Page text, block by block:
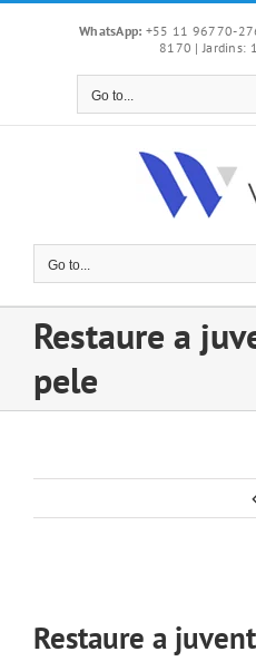
WhatsApp: +55 11 96770-
8170 | Jardins:
Go to...
Go to...
Restaure a
pele
Larger
Restaure a